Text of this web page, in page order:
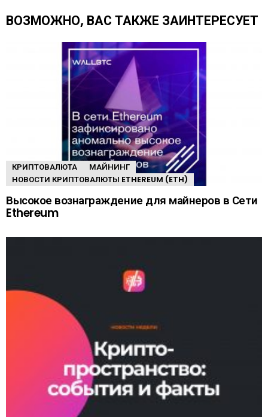
е
ВОЗМОЖНО, ВАС ТАКЖЕ ЗАИНТЕРЕСУЕТ
КРИПТОВАЛЮТА
МАЙНИНГ
НОВОСТИ КРИПТОВАЛЮТЫ ETHEREUM (ETH)
Высокое вознаграждение для майнеров в Сети
Ethereum